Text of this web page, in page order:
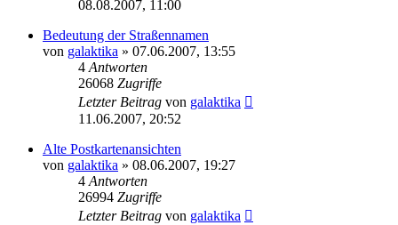
08.08.2007, 11:00
Bedeutung der Straßennamen
von galaktika » 07.06.2007, 13:55
4 Antworten
26068 Zugriffe
Letzter Beitrag von galaktika
11.06.2007, 20:52
Alte Postkartenansichten
von galaktika » 08.06.2007, 19:27
4 Antworten
26994 Zugriffe
Letzter Beitrag von galaktika